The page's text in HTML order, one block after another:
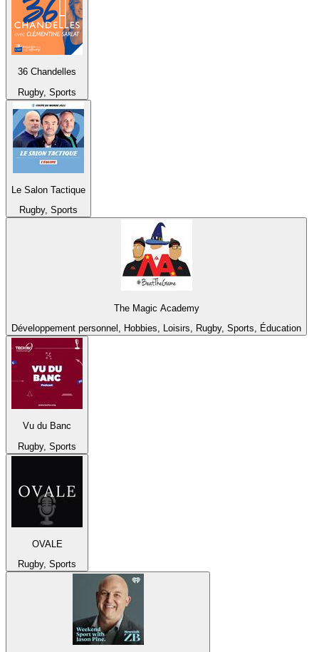
36 Chandelles
Rugby, Sports
Le Salon Tactique
Rugby, Sports
The Magic Academy
Développement personnel, Hobbies, Loisirs, Rugby, Sports, Éducation
Vu du Banc
Rugby, Sports
OVALE
Rugby, Sports